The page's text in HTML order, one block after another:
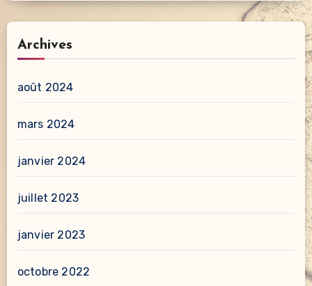
Archives
août 2024
mars 2024
janvier 2024
juillet 2023
janvier 2023
octobre 2022